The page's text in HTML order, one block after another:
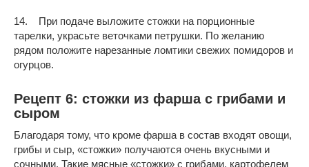
14. При подаче выложите стожки на порционные
тарелки, украсьте веточками петрушки. По желанию
рядом положите нарезанные ломтики свежих помидоров и
огурцов.
Рецепт 6: стожки из фарша с грибами и
сыром
Благодаря тому, что кроме фарша в состав входят овощи,
грибы и сыр, «стожки» получаются очень вкусными и
сочными. Такие мясные «стожки» с грибами, картофелем